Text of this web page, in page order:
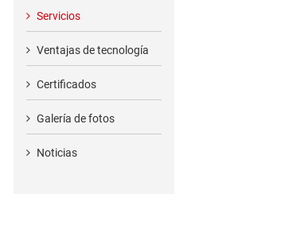
Servicios
Ventajas de tecnología
Certificados
Galería de fotos
Noticias